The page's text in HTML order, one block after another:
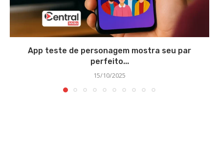
App teste de personagem mostra seu par
perfeito...
15/10/2025